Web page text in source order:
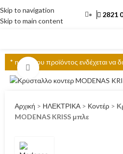
Skip to navigation
Skip to main content
2821
* η τιμή του προϊόντος ενδέχεται να
Click to enlarge
Αρχική > ΗΛΕΚΤΡΙΚΑ > Κοντέρ >
MODENAS KRISS μπλε